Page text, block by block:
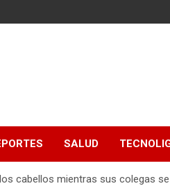
SALUD
cabellos mientras sus colegas